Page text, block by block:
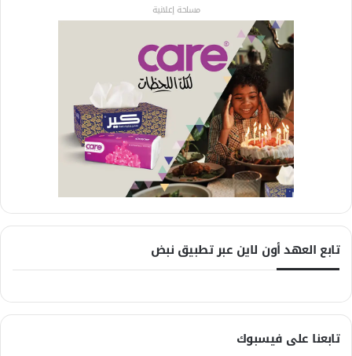
مساحة إعلانية
تابع العهد أون لاين عبر تطبيق نبض
تابعنا على فيسبوك